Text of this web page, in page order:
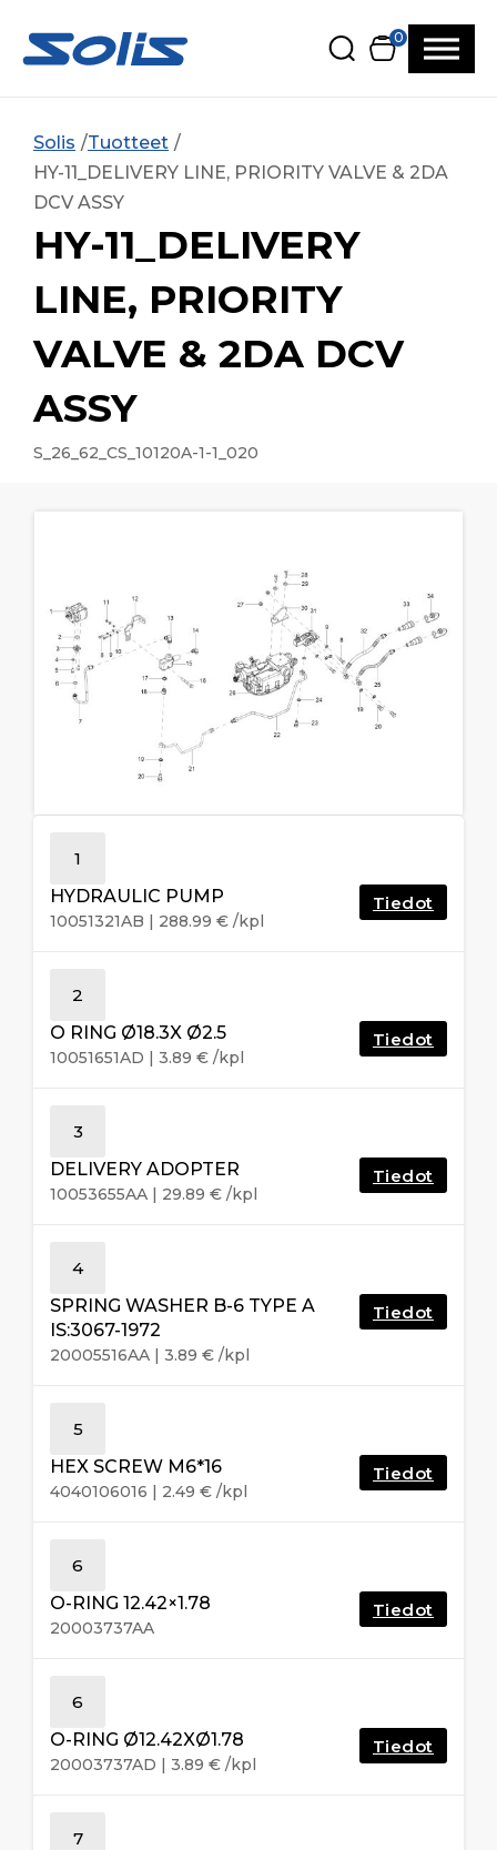
0
Solis
Tuotteet
HY-11_DELIVERY LINE, PRIORITY VALVE & 2DA
DCV ASSY
HY-11_DELIVERY
LINE, PRIORITY
VALVE & 2DA DCV
ASSY
S_26_62_CS_10120A-1-1_020
1
HYDRAULIC PUMP
10051321AB | 288.99 € /kpl
Tiedot
2
O RING Ø18.3X Ø2.5
10051651AD | 3.89 € /kpl
Tiedot
3
DELIVERY ADOPTER
10053655AA | 29.89 € /kpl
Tiedot
4
SPRING WASHER B-6 TYPE A
IS:3067-1972
20005516AA | 3.89 € /kpl
Tiedot
5
HEX SCREW M6*16
4040106016 | 2.49 € /kpl
Tiedot
6
O-RING 12.42×1.78
20003737AA
Tiedot
6
O-RING Ø12.42XØ1.78
20003737AD | 3.89 € /kpl
Tiedot
7